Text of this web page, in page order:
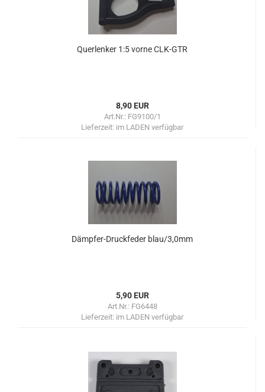
Querlenker 1:5 vorne CLK-GTR
8,90 EUR
Art.Nr.: FG9100/1
Lieferzeit: im LADEN verfügbar
Dämpfer-Druckfeder blau/3,0mm
5,90 EUR
Art.Nr.: FG6448
Lieferzeit: im LADEN verfügbar